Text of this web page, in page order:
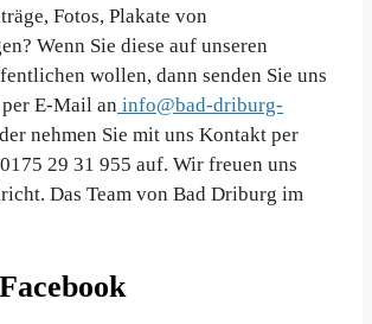
Fotos, Plakate von
Wenn Sie diese auf unseren
wollen, dann senden Sie uns
E-Mail an info@bad-driburg-
nehmen Sie mit uns Kontakt per
29 31 955 auf. Wir freuen uns
Das Team von Bad Driburg im